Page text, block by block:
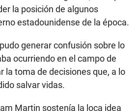
principal", explica.
intervenido para apoyar la
de Indochina después de la
Vietnam se hubiera
había establecido en los
de 1954, bajo un gobierno